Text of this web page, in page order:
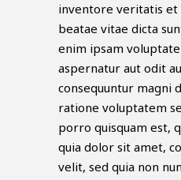
inventore veritatis et
beatae vitae dicta
enim ipsam
aspernatur aut odit
consequuntur magni
ratione voluptatem
porro quisquam est,
quia dolor sit amet,
velit, sed quia non